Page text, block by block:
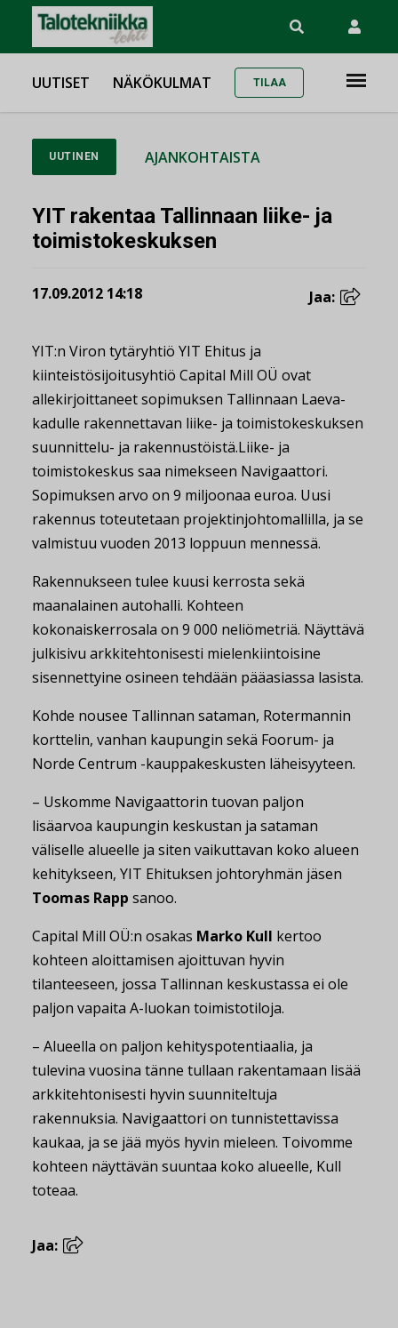
UUTISET NÄKÖKULMAT TILAA
UUTINEN AJANKOHTAISTA
YIT rakentaa Tallinnaan liike- ja
toimistokeskuksen
17.09.2012 14:18 Jaa:
YIT:n Viron tytäryhtiö YIT Ehitus ja
kiinteistösijoitusyhtiö Capital Mill OÜ ovat
allekirjoittaneet sopimuksen Tallinnaan Laeva-
kadulle rakennettavan liike- ja toimistokeskuksen
suunnittelu- ja rakennustöistä.Liike- ja
toimistokeskus saa nimekseen Navigaattori.
Sopimuksen arvo on 9 miljoonaa euroa. Uusi
rakennus toteutetaan projektinjohtomallilla, ja se
valmistuu vuoden 2013 loppuun mennessä.
Rakennukseen tulee kuusi kerrosta sekä
maanalainen autohalli. Kohteen
kokonaiskerrosala on 9 000 neliömetriä. Näyttävä
julkisivu arkkitehtonisesti mielenkiintoisine
sisennettyine osineen tehdään pääasiassa lasista.
Kohde nousee Tallinnan sataman, Rotermannin
korttelin, vanhan kaupungin sekä Foorum- ja
Norde Centrum -kauppakeskusten läheisyyteen.
– Uskomme Navigaattorin tuovan paljon
lisäarvoa kaupungin keskustan ja sataman
väliselle alueelle ja siten vaikuttavan koko alueen
kehitykseen, YIT Ehituksen johtoryhmän jäsen
Toomas Rapp sanoo.
Capital Mill OÜ:n osakas Marko Kull kertoo
kohteen aloittamisen ajoittuvan hyvin
tilanteeseen, jossa Tallinnan keskustassa ei ole
paljon vapaita A-luokan toimistotiloja.
– Alueella on paljon kehityspotentiaalia, ja
tulevina vuosina tänne tullaan rakentamaan lisää
arkkitehtonisesti hyvin suunniteltuja
rakennuksia. Navigaattori on tunnistettavissa
kaukaa, ja se jää myös hyvin mieleen. Toivomme
kohteen näyttävän suuntaa koko alueelle, Kull
toteaa.
Jaa: